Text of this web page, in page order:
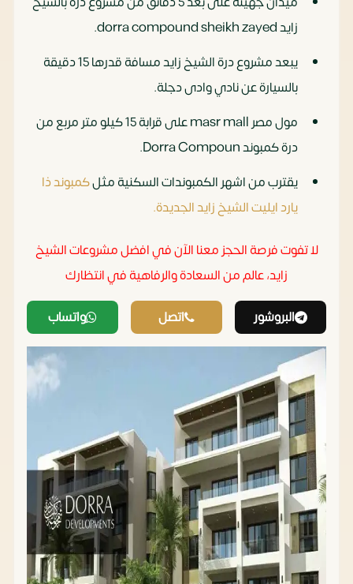
زايد dorra compound sheikh zayed.
يبعد مشروع درة الشيخ زايد مسافة قدرها 15 دقيقة
بالسيارة عن نادي وادى دجلة.
مول مصر masr mall على قرابة 15 كيلو متر مربع من
درة كمبوند Dorra Compoun.
يقترب من اشهر الكمبوندات السكنية مثلكمبوند ذا
يارد ايليت الشيخ زايد الجديدة.
لا تفوت فرصة الحجز معنا الآن في افضل مشروعات الشيخ
زايد، عالم من السعادة والرفاهية في انتظارك
البروشور اتصل واتساب